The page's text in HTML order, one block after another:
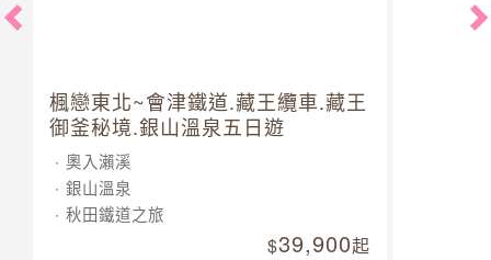
楓戀東北~會津鐵道.藏王纜車.藏王
御釜秘境.銀山溫泉五日遊
奧入瀨溪
銀山溫泉
秋田鐵道之旅
39,900起